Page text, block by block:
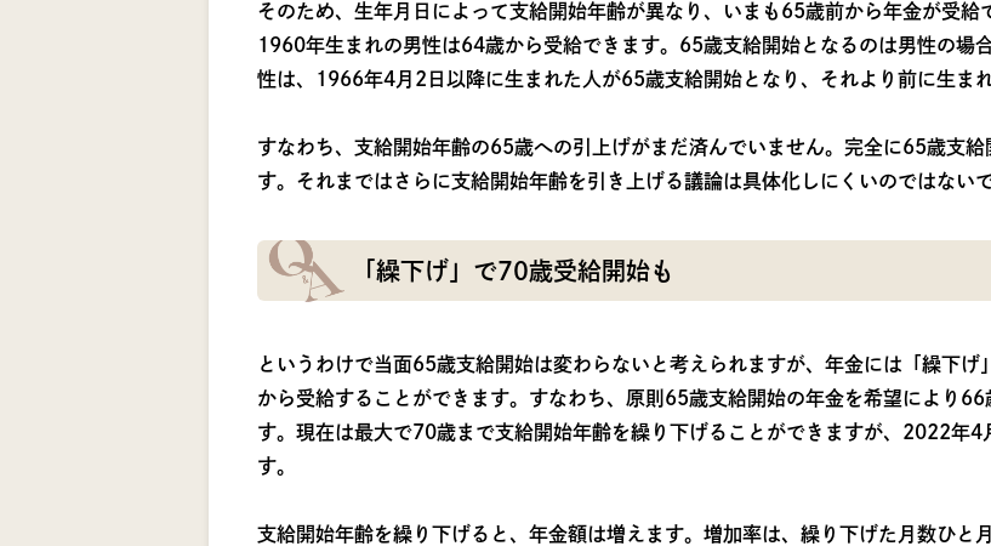
そのため、生年月日によって支給開始年齢が異なり、いまも65歳前から年金が受
1960年生まれの男性は64歳から受給できます。65歳支給開始となるのは男性の場
性は、1966年4月2日以降に生まれた人が65歳支給開始となり、それより前に生ま
すなわち、支給開始年齢の65歳への引上げがまだ済んでいません。完全に65歳支
す。それまではさらに支給開始年齢を引き上げる議論は具体化しにくいのではない
「繰下げ」で70歳受給開始も
というわけで当面65歳支給開始は変わらないと考えられますが、年金には「繰下
から受給することができます。すなわち、原則65歳支給開始の年金を希望により
す。現在は最大で70歳まで支給開始年齢を繰り下げることができますが、2022年
す。
支給開始年齢を繰り下げると、年金額は増えます。増加率は、繰り下げた月数ひと